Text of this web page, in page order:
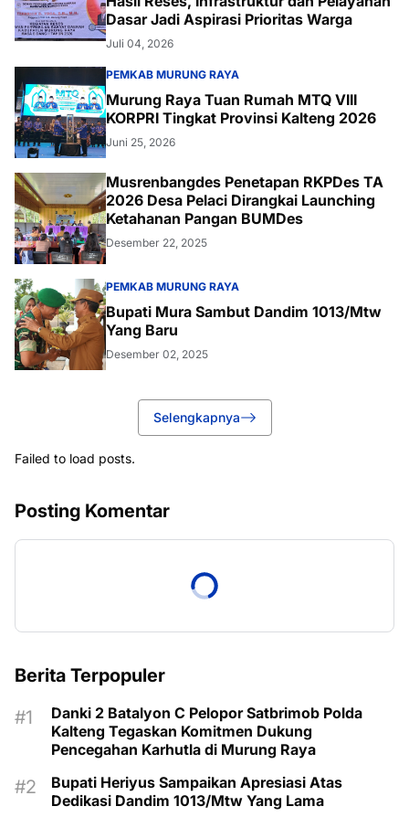
Dasar Jadi Aspirasi Prioritas Warga
Juli 04, 2026
PEMKAB MURUNG RAYA
Murung Raya Tuan Rumah MTQ VIII
KORPRI Tingkat Provinsi Kalteng 2026
Juni 25, 2026
Musrenbangdes Penetapan RKPDes TA
2026 Desa Pelaci Dirangkai Launching
Ketahanan Pangan BUMDes
Desember 22, 2025
PEMKAB MURUNG RAYA
Bupati Mura Sambut Dandim 1013/Mtw
Yang Baru
Desember 02, 2025
Selengkapnya
Failed to load posts.
Posting Komentar
Berita Terpopuler
Danki 2 Batalyon C Pelopor Satbrimob Polda
Kalteng Tegaskan Komitmen Dukung
Pencegahan Karhutla di Murung Raya
Bupati Heriyus Sampaikan Apresiasi Atas
Dedikasi Dandim 1013/Mtw Yang Lama